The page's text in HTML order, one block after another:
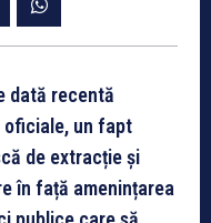
dată recentă
oficiale, un fapt
de extracție și
în față amenințarea